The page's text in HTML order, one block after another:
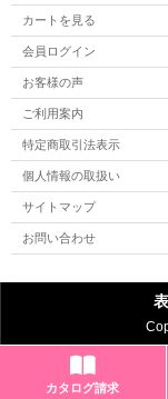
カタログ請求
カートを見る
会員ログイン
お客様の声
ご利用案内
特定商取引法表示
個人情報の取扱い
サイトマップ
お問い合わせ